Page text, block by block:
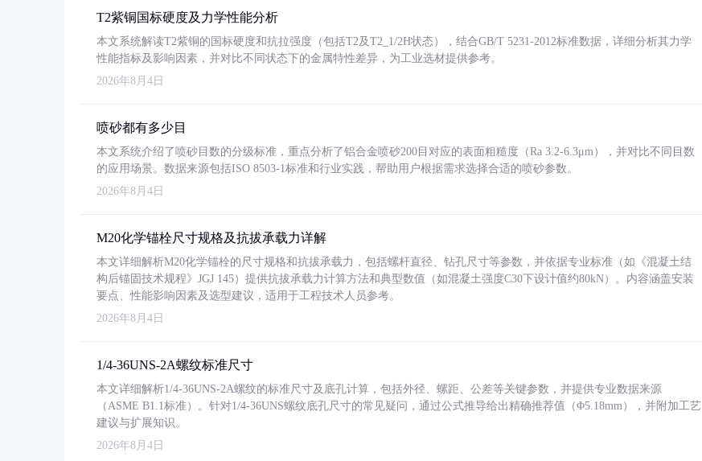
T2紫铜国标硬度及力学性能分析
本文系统解读T2紫铜的国标硬度和抗拉强度（包括T2及T2_1/2H状态），结合GB/T 5231-2012标准数据，详细分析其力学
性能指标及影响因素，并对比不同状态下的金属特性差异，为工业选材提供参考。
2026年8月4日
喷砂都有多少目
本文系统介绍了喷砂目数的分级标准，重点分析了铝合金喷砂200目对应的表面粗糙度（Ra 3.2-6.3μm），并对比不同目数
的应用场景。数据来源包括ISO 8503-1标准和行业实践，帮助用户根据需求选择合适的喷砂参数。
2026年8月4日
M20化学锚栓尺寸规格及抗拔承载力详解
本文详细解析M20化学锚栓的尺寸规格和抗拔承载力，包括螺杆直径、钻孔尺寸等参数，并依据专业标准（如《混凝土结
构后锚固技术规程》JGJ 145）提供抗拔承载力计算方法和典型数值（如混凝土强度C30下设计值约80kN）。内容涵盖安装
要点、性能影响因素及选型建议，适用于工程技术人员参考。
2026年8月4日
1/4-36UNS-2A螺纹标准尺寸
本文详细解析1/4-36UNS-2A螺纹的标准尺寸及底孔计算，包括外径、螺距、公差等关键参数，并提供专业数据来源
（ASME B1.1标准）。针对1/4-36UNS螺纹底孔尺寸的常见疑问，通过公式推导给出精确推荐值（Φ5.18mm），并附加工艺
建议与扩展知识。
2026年8月4日